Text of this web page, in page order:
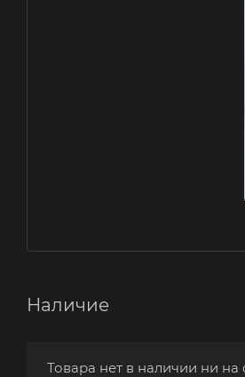
Наличие
Товара нет в наличии ни